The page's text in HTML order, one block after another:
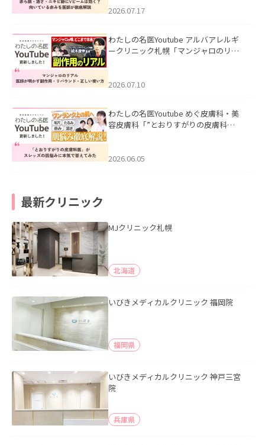
した。
2026.07.17
わたしの名医Youtube アルバアレルギ
ークリニック札幌「マンジャロのリア
た。
2026.07.10
わたしの名医Youtube めぐ皮膚科・美
容皮膚科「”とおりすがりの皮膚科
2026.06.05
最新クリニック
MJクリニック札幌
北海道
いびきメディカルクリニック 福岡院
福岡県
いびきメディカルクリニック 神戸三宮
院
兵庫県